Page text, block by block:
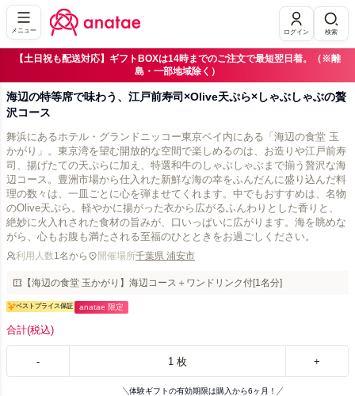
メニュー ログイン 検索
【土日祝も配送対応】ギフトBOXは14時までのご注文で最短翌日着。（※離
島・一部地域除く）
海辺の特等席で味わう、江戸前寿司×Olive天ぷら×しゃぶしゃぶの贅
沢コース
舞浜にあるホテル・グランドニッコー東京ベイ内にある「海辺の食堂 玉
かがり」。東京湾を望む開放的な空間で楽しめるのは、お造りや江戸前寿
司、揚げたての天ぷらに加え、特選和牛のしゃぶしゃぶまで揃う贅沢な海
辺コース。豊洲市場から仕入れた新鮮な海の幸をふんだんに盛り込んだ料
理の数々は、一皿ごとに心を弾ませてくれます。中でもおすすめは、名物
のOlive天ぷら。軽やかに揚がった衣から広がるふんわりとした香りと、
絶妙に火入れされた食材の旨みが、口いっぱいに広がります。海を眺めな
がら、心もお腹も満たされる至福のひとときをお過ごしください。
利用人数1名から 開催場所千葉県 浦安市
【海辺の食堂 玉かがり】海辺コース＋ワンドリンク付[1名分]
ベストプライス保証 anatae 限定
合計(税込)
- 1 枚 +
体験ギフトの有効期限は購入から6ヶ月！